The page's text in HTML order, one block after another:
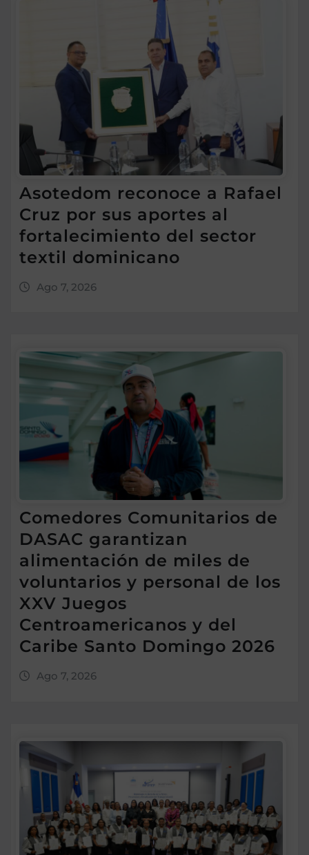
Asotedom reconoce a Rafael
Cruz por sus aportes al
fortalecimiento del sector
textil dominicano
Ago 7, 2026
Comedores Comunitarios de
DASAC garantizan
alimentación de miles de
voluntarios y personal de los
XXV Juegos
Centroamericanos y del
Caribe Santo Domingo 2026
Ago 7, 2026